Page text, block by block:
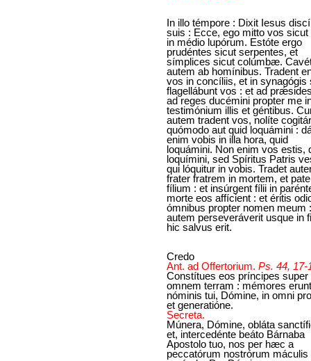
In illo témpore : Dixit Iesus
suis : Ecce, ego mitto vos sicut
in médio lupórum. Estóte ergo
prudéntes sicut serpentes, et
símplices sicut colúmbæ.
autem ab homínibus. Tradent
vos in concíliis, et in synagógis
flagellábunt vos : et ad
ad reges ducémini propter me
testimónium illis et géntibus.
autem tradent vos, nolíte
quómodo aut quid loquámini :
enim vobis in illa hora, quid
loquámini. Non enim vos estis,
loquímini, sed Spíritus Patris
qui lóquitur in vobis. Tradet
frater fratrem in mortem, et
fílium : et insúrgent fílii in
morte eos affícient : et éritis
ómnibus propter nomen meum
autem perseveráverit usque in
hic salvus erit.
Credo
Ant. ad Offertorium. Ps. 44, 17-
Constítues eos príncipes super
omnem terram : mémores erunt
nóminis tui, Dómine, in omni
et generatióne.
Secreta.
Múnera, Dómine, obláta
et, intercedénte beáto Bárnaba
Apostolo tuo, nos per hæc a
peccatórum nostrórum máculis